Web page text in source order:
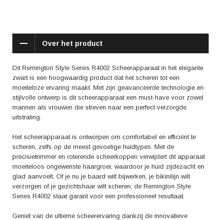
gebruiksvriendelijkheid van het scheerapparaat.
Kortom, met het Remington Style Series R4002 Scheerapparaat
investeer je in kwaliteit, comfort en stijl. Voel je zelfverzekerd en verzorgd
met dit hoogwaardige scheerapparaat dat elke scheerbeurt tot een luxe
ervaring maakt. Schaf vandaag nog de Remington Style Series R4002
aan en ervaar zelf het verschil.
Over het product
Dit Remington Style Series R4002 Scheerapparaat in het elegante
zwart is een hoogwaardig product dat het scheren tot een
moeiteloze ervaring maakt. Met zijn geavanceerde technologie en
stijlvolle ontwerp is dit scheerapparaat een must-have voor zowel
mannen als vrouwen die streven naar een perfect verzorgde
uitstraling.
Het scheerapparaat is ontworpen om comfortabel en efficiënt te
scheren, zelfs op de meest gevoelige huidtypes. Met de
precisietrimmer en roterende scheerkoppen verwijdert dit apparaat
moeiteloos ongewenste haargroei, waardoor je huid zijdezacht en
glad aanvoelt. Of je nu je baard wilt bijwerken, je bikinilijn wilt
verzorgen of je gezichtshaar wilt scheren, de Remington Style
Series R4002 staat garant voor een professioneel resultaat.
Geniet van de ultieme scheerervaring dankzij de innovatieve